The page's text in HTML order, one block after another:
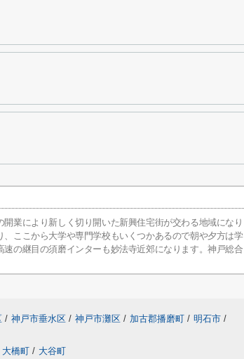
業により新しく切り開いた新興住宅街が交わる地域になり
ここから大学や専門学校もいくつかあるので朝や夕方は学
の継目の須磨インターも妙法寺近郊になります。神戸総合
/ 神戸市垂水区 / 神戸市灘区 / 加古郡播磨町 / 明石市 /
大橋町 / 大谷町